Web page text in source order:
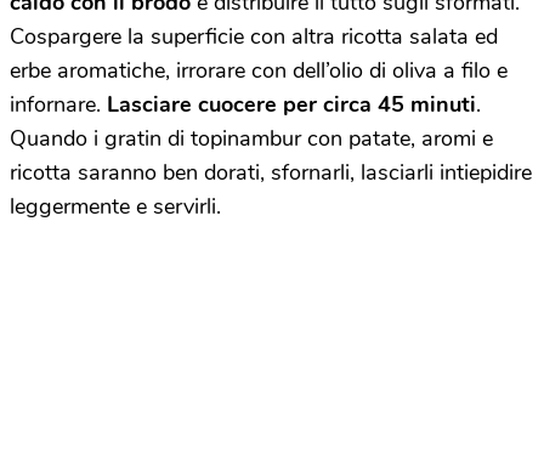
Cospargere la superficie con altra ricotta salata ed
erbe aromatiche, irrorare con dell’olio di oliva a filo e
infornare. Lasciare cuocere per circa 45 minuti.
Quando i gratin di topinambur con patate, aromi e
ricotta saranno ben dorati, sfornarli, lasciarli intiepidire
leggermente e servirli.